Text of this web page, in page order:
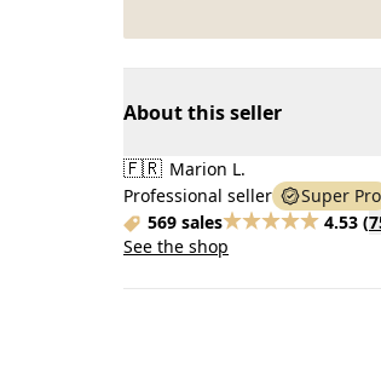
About this seller
🇫🇷 Marion L.
Professional seller
Super Pro
569 sales
4.53 (
See the shop